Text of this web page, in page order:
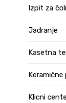
Izpit za
Jadranje
Kasetna
Keramične
Klicni